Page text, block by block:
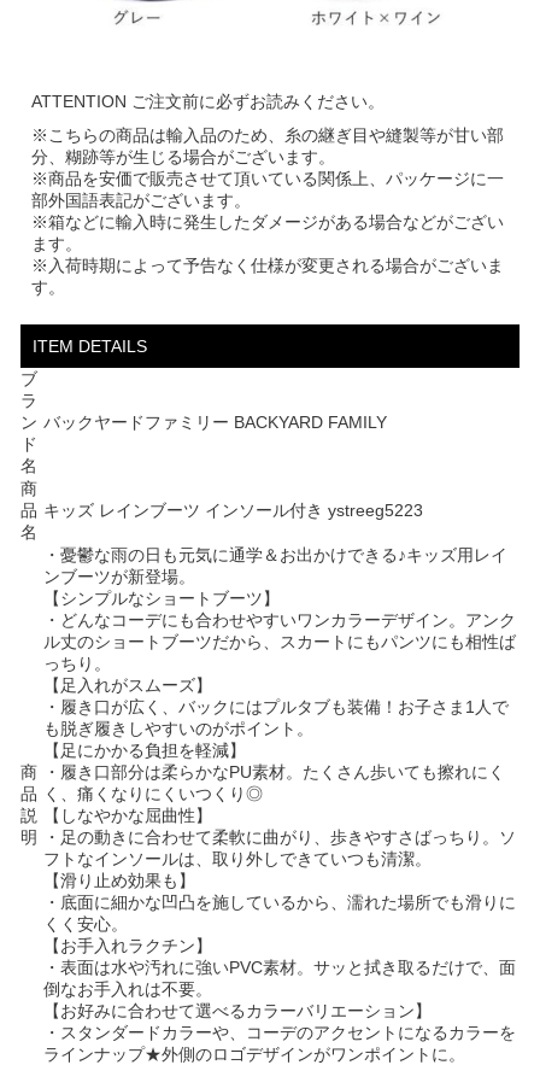
ATTENTION ご注文前に必ずお読みください。
※こちらの商品は輸入品のため、糸の継ぎ目や縫製等が甘い部
分、糊跡等が生じる場合がございます。
※商品を安価で販売させて頂いている関係上、パッケージに一
部外国語表記がございます。
※箱などに輸入時に発生したダメージがある場合などがござい
ます。
※入荷時期によって予告なく仕様が変更される場合がございま
す。
ITEM DETAILS
ブ
ラ
ン
ド
名
バックヤードファミリー BACKYARD FAMILY
商
品
名
キッズ レインブーツ インソール付き ystreeg5223
商
品
説
明
・憂鬱な雨の日も元気に通学＆お出かけできる♪キッズ用レイ
ンブーツが新登場。
【シンプルなショートブーツ】
・どんなコーデにも合わせやすいワンカラーデザイン。アンク
ル丈のショートブーツだから、スカートにもパンツにも相性ば
っちり。
【足入れがスムーズ】
・履き口が広く、バックにはプルタブも装備！お子さま1人で
も脱ぎ履きしやすいのがポイント。
【足にかかる負担を軽減】
・履き口部分は柔らかなPU素材。たくさん歩いても擦れにく
く、痛くなりにくいつくり◎
【しなやかな屈曲性】
・足の動きに合わせて柔軟に曲がり、歩きやすさばっちり。ソ
フトなインソールは、取り外しできていつも清潔。
【滑り止め効果も】
・底面に細かな凹凸を施しているから、濡れた場所でも滑りに
くく安心。
【お手入れラクチン】
・表面は水や汚れに強いPVC素材。サッと拭き取るだけで、面
倒なお手入れは不要。
【お好みに合わせて選べるカラーバリエーション】
・スタンダードカラーや、コーデのアクセントになるカラーを
ラインナップ★外側のロゴデザインがワンポイントに。